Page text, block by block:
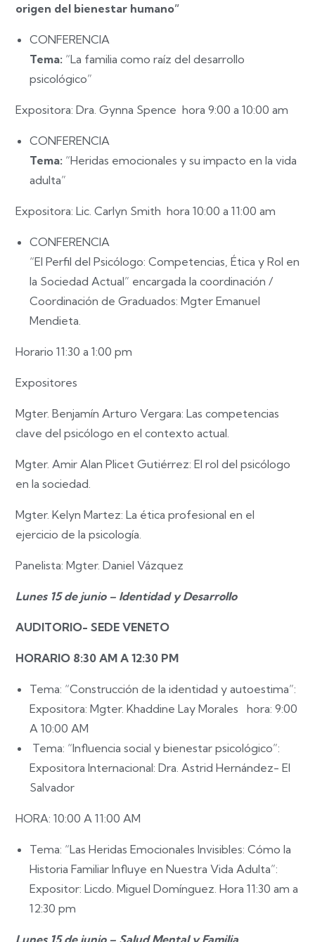
origen del bienestar humano”
CONFERENCIA
Tema: “La familia como raíz del desarrollo
psicológico”
Expositora: Dra. Gynna Spence hora 9:00 a 10:00 am
CONFERENCIA
Tema: “Heridas emocionales y su impacto en la vida
adulta”
Expositora: Lic. Carlyn Smith hora 10:00 a 11:00 am
CONFERENCIA
“El Perfil del Psicólogo: Competencias, Ética y Rol en
la Sociedad Actual” encargada la coordinación /
Coordinación de Graduados: Mgter Emanuel
Mendieta.
Horario 11:30 a 1:00 pm
Expositores
Mgter. Benjamín Arturo Vergara: Las competencias
clave del psicólogo en el contexto actual.
Mgter. Amir Alan Plicet Gutiérrez: El rol del psicólogo
en la sociedad.
Mgter. Kelyn Martez: La ética profesional en el
ejercicio de la psicología.
Panelista: Mgter. Daniel Vázquez
Lunes 15 de junio – Identidad y Desarrollo
AUDITORIO- SEDE VENETO
HORARIO 8:30 AM A 12:30 PM
Tema: “Construcción de la identidad y autoestima”:
Expositora: Mgter. Khaddine Lay Morales hora: 9:00
A 10:00 AM
Tema: “Influencia social y bienestar psicológico”:
Expositora Internacional: Dra. Astrid Hernández- El
Salvador
HORA: 10:00 A 11:00 AM
Tema: “Las Heridas Emocionales Invisibles: Cómo la
Historia Familiar Influye en Nuestra Vida Adulta”:
Expositor: Licdo. Miguel Domínguez. Hora 11:30 am a
12:30 pm